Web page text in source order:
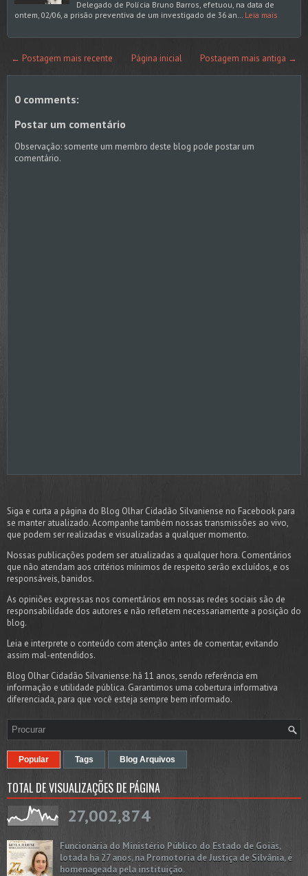
Delegado de Polícia Bruno Barros, efetuou, na data de
ontem, 02/06, a prisão preventiva de um investigado de 36 an…
Leia mais
← Postagem mais recente Postagem mais antiga →
Página inicial
0 comments:
Postar um comentário
Observação: somente um membro deste blog pode postar um
comentário.
Siga e curta a página do Blog Olhar Cidadão Silvaniense no Facebook para
se manter atualizado. Acompanhe também nossas transmissões ao vivo,
que podem ser realizadas e visualizadas a qualquer momento.
Nossas publicações podem ser atualizadas a qualquer hora. Comentários
que não atendam aos critérios mínimos de respeito serão excluídos, e os
responsáveis, banidos.
As opiniões expressas nos comentários em nossas redes sociais são de
responsabilidade dos autores e não refletem necessariamente a posição do
blog.
Leia e interprete o conteúdo com atenção antes de comentar, evitando
assim mal-entendidos.
Blog Olhar Cidadão Silvaniense: há 11 anos, sendo referência em
informação e utilidade pública. Garantimos uma cobertura informativa
diferenciada, para que você esteja sempre bem informado.
Popular Tags Blog Arquivos
TOTAL DE VISUALIZAÇÕES DE PÁGINA
27,002,874
Funcionária do Ministério Público do Estado de Goiás,
lotada há 27 anos, na Promotoria de Justiça de Silvânia, é
homenageada pela instituição.